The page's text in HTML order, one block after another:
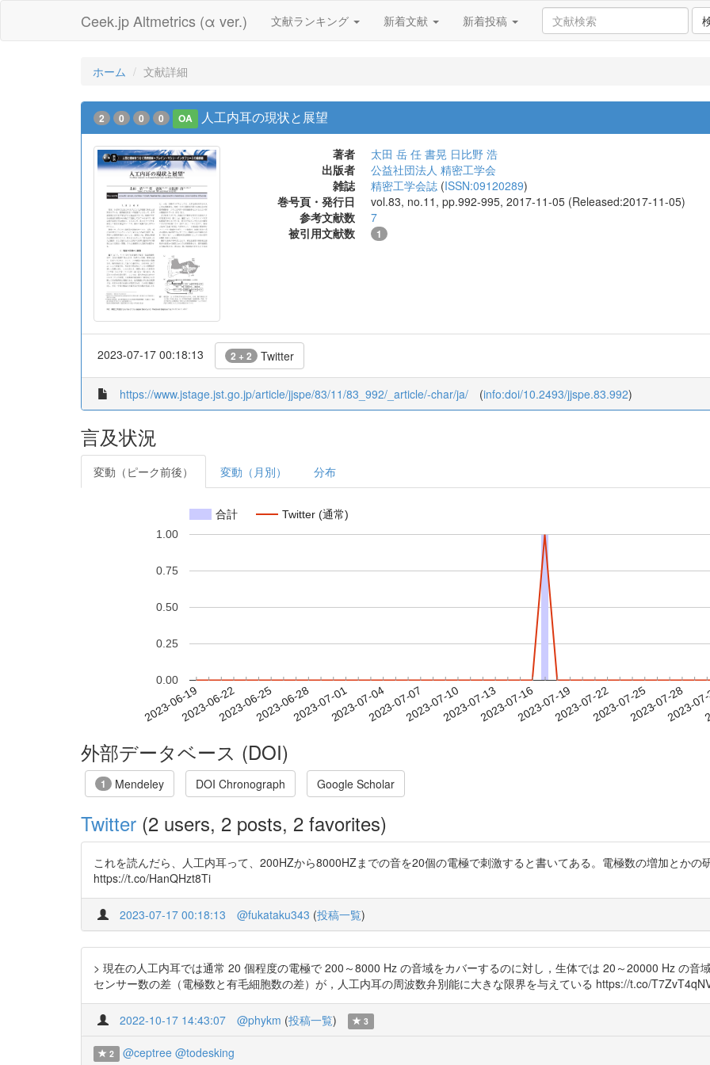
Ceek.jp Altmetrics (α ver.) 文献ランキング 新着文献 新着投稿
ホーム 文献詳細
2 0 0 0 OA 人工内耳の現状と展望
著者 太田 岳 任 書晃 日比野 浩
出版者
公益社団法人 精密工学会
雑誌
精密工学会誌 (ISSN:09120289)
巻号頁・発行日
vol.83, no.11, pp.992-995, 2017-11-05 (Released:2017-11-05)
参考文献数
7
被引用文献数
1
2023-07-17 00:18:13 2 + 2 Twitter
https://www.jstage.jst.go.jp/article/jjspe/83/11/83_992/_article/-char/ja/ (info:doi/10.2493/jjspe.83.992)
言及状況
変動（ピーク前後） 変動（月別） 分布
合計 Twitter (通常)
2023-06-192023-06-222023-06-252023-06-282023-07-012023-07-042023-07-072023-07-102023-07-132023-07-162023-07-192023-07-222023-07-252023-07-28
2023-
0.00
0.25
0.50
0.75
1.00
外部データベース (DOI)
1 Mendeley DOI Chronograph Google Scholar
Twitter (2 users, 2 posts, 2 favorites)
これを読んだら、人工内耳って、200HZから8000HZまでの音を20個の電極で刺激すると書いてある。電極数の増加とかの
https://t.co/HanQHzt8Ti
2023-07-17 00:18:13 @fukataku343 (投稿一覧)
> 現在の人工内耳では通常 20 個程度の電極で 200～8000 Hz の音域をカバーするのに対し，生体では 20～20000 Hz の音
センサー数の差（電極数と有毛細胞数の差）が，人工内耳の周波数弁別能に大きな限界を与えている https://t.co/
2022-10-17 14:43:07 @phykm (投稿一覧) 3
2 @ceptree @todesking